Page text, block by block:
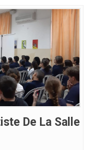
De La Salle